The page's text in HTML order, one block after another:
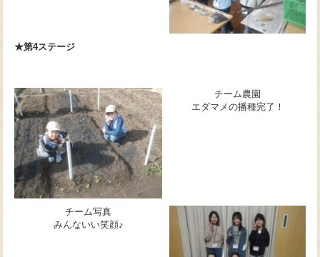
★第4ステージ
チーム農園
エダマメの播種完了！
チーム写真
みんないい笑顔♪